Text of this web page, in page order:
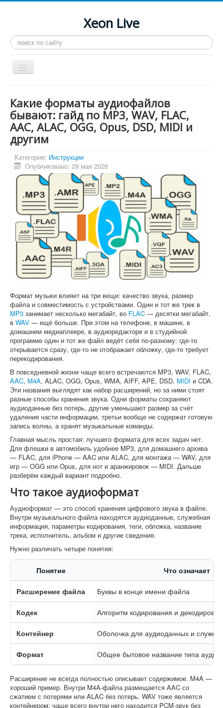
Xeon Live
Искать...
Toggle
Navigation
LGA 2011-3
LGA 2011
Процессоры
Инструкции
Рейтинги
Конференция
Системные программы
Софт
Какие форматы аудиофайлов
бывают: гайд по MP3, WAV, FLAC,
AAC, ALAC, OGG, Opus, DSD, MIDI и
другим
Категория: Инструкции
Опубликовано: 29 мая 2026
Формат музыки влияет на три вещи: качество звука, размер
файла и совместимость с устройствами. Один и тот же трек в
MP3 занимает несколько мегабайт, во FLAC — десятки мегабайт,
в WAV — ещё больше. При этом на телефоне, в машине, в
домашнем медиаплеере, в аудиоредакторе и в студийной
программе один и тот же файл ведёт себя по-разному: где-то
открывается сразу, где-то не отображает обложку, где-то требует
перекодирования.
В повседневной жизни чаще всего встречаются MP3, WAV, FLAC,
AAC, M4A, ALAC, OGG, Opus, WMA, AIFF, APE, DSD, MIDI и CDA.
Эти названия выглядят как набор расширений, но за ними стоят
разные способы хранения звука. Одни форматы сохраняют
аудиоданные без потерь, другие уменьшают размер за счёт
удаления части информации, третьи вообще не содержат готовую
запись волны, а хранят музыкальные команды.
Главная мысль простая: лучшего формата для всех задач нет.
Для флешки в автомобиль удобнее MP3, для домашнего архива
— FLAC, для iPhone — AAC или ALAC, для монтажа — WAV, для
игр — OGG или Opus, для нот и аранжировок — MIDI. Дальше
разберём каждый вариант подробно.
Что такое аудиоформат
Аудиоформат — это способ хранения цифрового звука в файле.
Внутри музыкального файла находятся аудиоданные, служебная
информация, параметры кодирования, теги, обложка, название
трека, исполнитель, альбом и другие сведения.
Нужно различать четыре понятия:
Понятие Что означает
Расширение файла Буквы в конце имени файла
Кодек Алгоритм кодирования и
Контейнер Оболочка для аудиоданных и
Формат Общее бытовое название типа
Расширение не всегда полностью описывает содержимое. M4A —
хороший пример. Внутри M4A-файла размещается AAC со
сжатием с потерями или ALAC без потерь. WAV тоже является
контейнером: чаще всего внутри него находится PCM-звук без